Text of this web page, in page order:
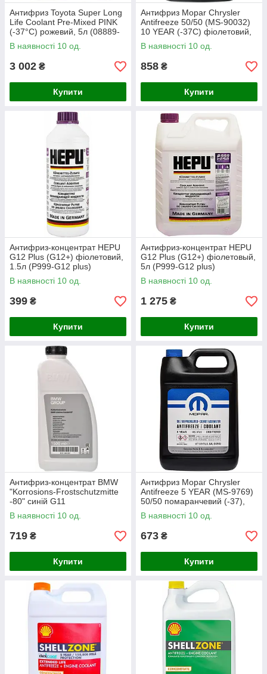
Антифриз Toyota Super Long
Life Coolant Pre-Mixed PINK
(-37°C) рожевий, 5л (08889-
80072)
В наявності 10 од.
3 002 ₴
Купити
Антифриз Mopar Chrysler
Antifreeze 50/50 (MS-90032)
10 YEAR (-37C) фіолетовий,
3.78л (68163849AB)
В наявності 10 од.
858 ₴
Купити
Антифриз-концентрат HEPU
G12 Plus (G12+) фіолетовий,
1.5л (P999-G12 plus)
В наявності 10 од.
399 ₴
Купити
Антифриз-концентрат HEPU
G12 Plus (G12+) фіолетовый,
5л (P999-G12 plus)
В наявності 10 од.
1 275 ₴
Купити
Антифриз-концентрат BMW
"Korrosions-Frostschutzmitte
-80" синій G11
(83515A6CDD7), 1.5л
В наявності 10 од.
719 ₴
Купити
Антифриз Mopar Chrysler
Antifreeze 5 YEAR (MS-9769)
50/50 помаранчевий (-37),
3.78л (68051212AC)
В наявності 10 од.
673 ₴
Купити